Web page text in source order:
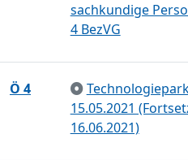
sachkundige
4 BezVG
Ö 4
15.05.2021
16.06.2021)